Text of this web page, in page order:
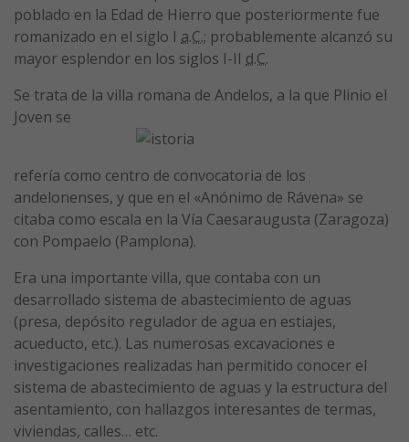
poblado en la Edad de Hierro que posteriormente fue
romanizado en el siglo I a.C.; probablemente alcanzó su
mayor esplendor en los siglos I-II d.C.
Se trata de la villa romana de Andelos, a la que Plinio el
Joven se
refería como centro de convocatoria de los
andelonenses, y que en el «Anónimo de Rávena» se
citaba como escala en la Vía Caesaraugusta (Zaragoza)
con Pompaelo (Pamplona).
Era una importante villa, que contaba con un
desarrollado sistema de abastecimiento de aguas
(presa, depósito regulador de agua en estiajes,
acueducto, etc.). Las numerosas excavaciones e
investigaciones realizadas han permitido conocer el
sistema de abastecimiento de aguas y la estructura del
asentamiento, con hallazgos interesantes de termas,
viviendas, calles… etc.